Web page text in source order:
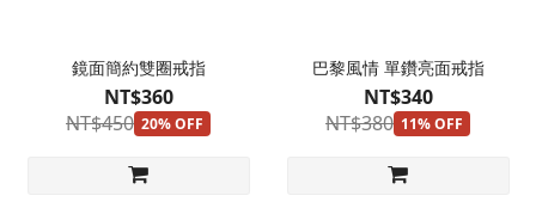
鏡面簡約雙圈戒指
NT$360
NT$450 20% OFF
巴黎風情 單鑽亮面戒指
NT$340
NT$380 11% OFF